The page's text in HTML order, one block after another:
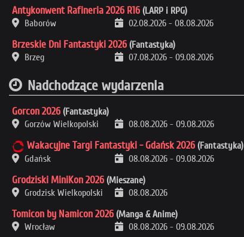
Antykonwent Rafineria 2026 R16 (LARP i RPG)
Baborów
02.08.2026 - 08.08.2026
Brzeskie Dni Fantastyki 2026 (Fantastyka)
Brzeg
07.08.2026 - 09.08.2026
Nadchodzące wydarzenia
Gorcon 2026 (Fantastyka)
Gorzów Wielkopolski
08.08.2026 - 09.08.2026
Wakacyjne Targi Fantastyki - Gdańsk 2026 (Fantastyka)
Gdańsk
08.08.2026 - 09.08.2026
Grodziski MiniKon 2026 (Mieszane)
Grodzisk Wielkopolski
08.08.2026
Tomicon by Namicon 2026 (Manga & Anime)
Wrocław
08.08.2026 - 09.08.2026